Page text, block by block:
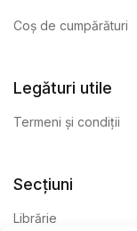
Coș de cumpărături
Legături utile
Termeni și condiții
Secțiuni
Librărie